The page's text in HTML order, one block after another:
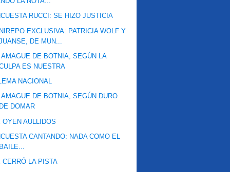
RUCCI: SE HIZO JUSTICIA
EXCLUSIVA: PATRICIA WOLF Y
DE MUN...
AMAGUE DE BOTNIA, SEGÚN LA
ES NUESTRA
NACIONAL
AMAGUE DE BOTNIA, SEGÚN DURO
DOMAR
OYEN AULLIDOS
CANTANDO: NADA COMO EL
CERRÓ LA PISTA